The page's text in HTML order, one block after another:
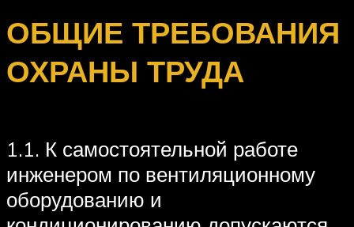
ОБЩИЕ ТРЕБОВАНИЯ
ОХРАНЫ ТРУДА
1.1. К самостоятельной работе
инженером по вентиляционному
оборудованию и